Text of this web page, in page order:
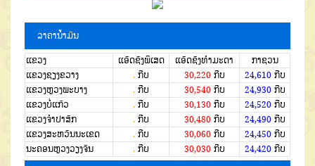
ລາຄານໍ້າມັນ
ແຂວງ ແອັດຊັງພິເສດ ແອັດຊັງທຳມະດາ
ກາຊວນ
ແຂວງຊຽງຂວາງ
. ກີບ 30,220ກີບ 24,610ກີບ
ແຂວງຫຼວງພະບາງ
. ກີບ 30,540ກີບ 24,930ກີບ
ແຂວງບໍ່ແກ້ວ
. ກີບ 30,130ກີບ 24,520ກີບ
ແຂວງຈໍາປາສັກ
. ກີບ 30,480ກີບ 24,490ກີບ
ແຂວງສະຫວັນນະເຂດ
. ກີບ 30,060ກີບ 24,450ກີບ
ນະຄອນຫຼວງວຽງຈັນ
. ກີບ 30,030ກີບ 24,420ກີບ